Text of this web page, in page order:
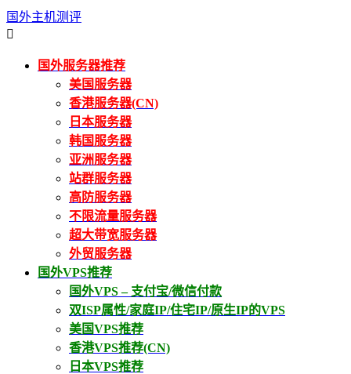
国外主机测评

国外服务器推荐
美国服务器
香港服务器(CN)
日本服务器
韩国服务器
亚洲服务器
站群服务器
高防服务器
不限流量服务器
超大带宽服务器
外贸服务器
国外VPS推荐
国外VPS – 支付宝/微信付款
双ISP属性/家庭IP/住宅IP/原生IP的VPS
美国VPS推荐
香港VPS推荐(CN)
日本VPS推荐